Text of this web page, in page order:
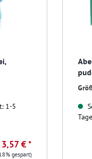
1-5
3,57 € *
gespart)
Tage